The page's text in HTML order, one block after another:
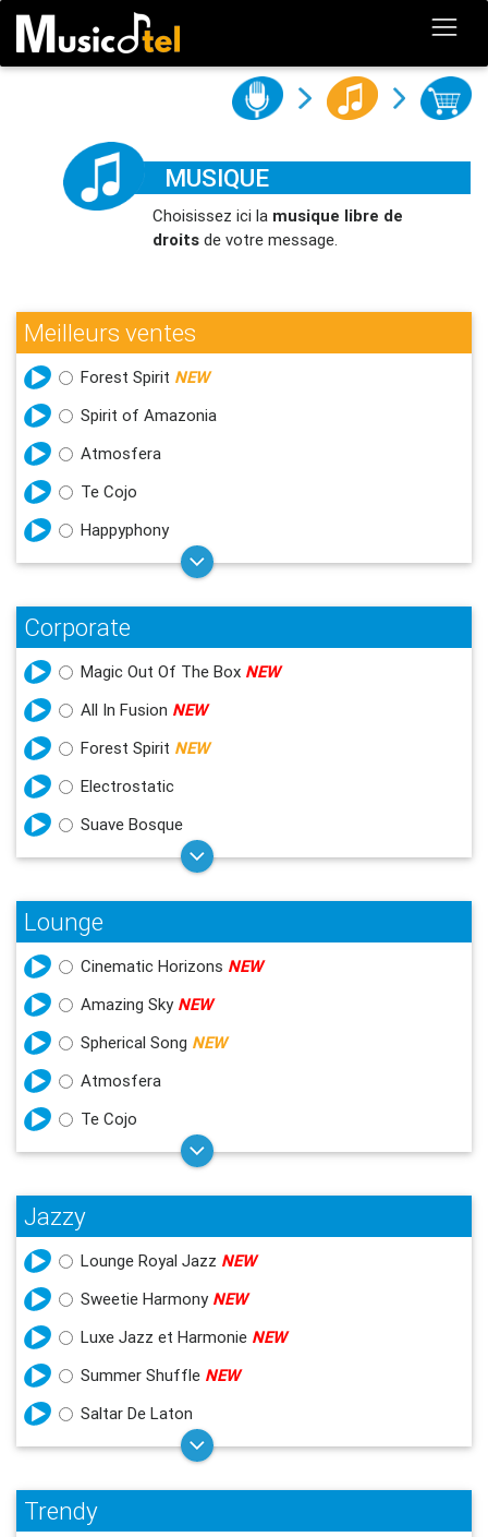
MUSIQUE
Choisissez ici la musique libre de
droits de votre message.
Meilleurs ventes
Forest Spirit NEW
Spirit of Amazonia
Atmosfera
Te Cojo
Happyphony
Corporate
Magic Out Of The Box NEW
All In Fusion NEW
Forest Spirit NEW
Electrostatic
Suave Bosque
Lounge
Cinematic Horizons NEW
Amazing Sky NEW
Spherical Song NEW
Atmosfera
Te Cojo
Jazzy
Lounge Royal Jazz NEW
Sweetie Harmony NEW
Luxe Jazz et Harmonie NEW
Summer Shuffle NEW
Saltar De Laton
Trendy